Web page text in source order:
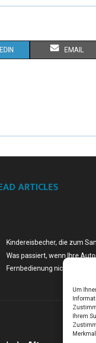
Um
Ihrem
EMAIL
ARTICLES
Kindereisbecher, die zum
Was passiert, wenn Ihre
Fernbedienung nicht mehr